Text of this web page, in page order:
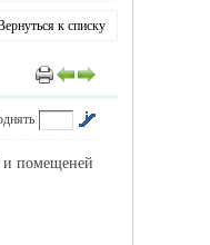
к списку
и помещеней